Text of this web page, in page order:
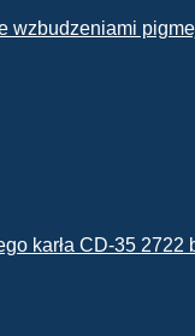
wzbudzeniami